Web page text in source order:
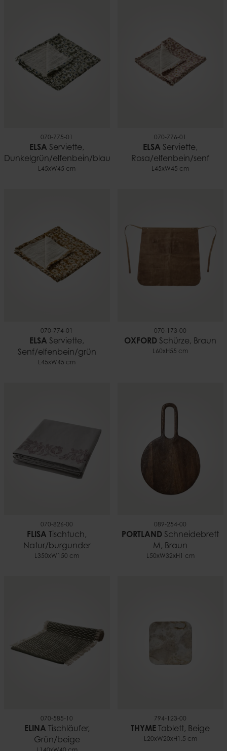
070-775-01
ELSA Serviette,
Dunkelgrün/elfenbein/blau
L45xW45 cm
070-776-01
ELSA Serviette,
Rosa/elfenbein/senf
L45xW45 cm
070-774-01
ELSA Serviette,
Senf/elfenbein/grün
L45xW45 cm
070-173-00
OXFORD Schürze, Braun
L60xH55 cm
070-826-00
FLISA Tischtuch,
Natur/burgunder
L350xW150 cm
089-254-00
PORTLAND Schneidebrett
M, Braun
L50xW32xH1 cm
070-585-10
ELINA Tischläufer,
Grün/beige
794-123-00
THYME Tablett, Beige
L20xW20xH1.5 cm